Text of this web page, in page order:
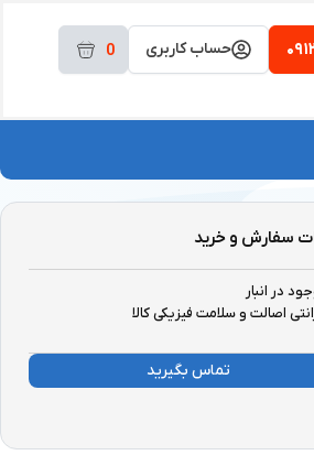
0 حساب کاربری
سفارش و خرید
در انبار
اصالت و سلامت فیزیکی کالا
تماس بگیرید